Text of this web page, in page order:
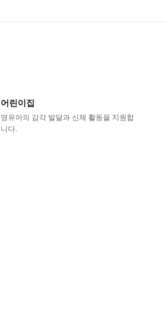
어린이집
영유아의 감각 발달과 신체 활동을 지원합
니다.